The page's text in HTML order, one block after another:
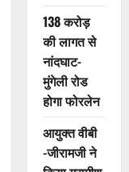
138 करोड़
की लागत से
नांदघाट-
मुंगेली रोड
होगा फोरलेन
आयुक्त वीबी
-जीरामजी ने